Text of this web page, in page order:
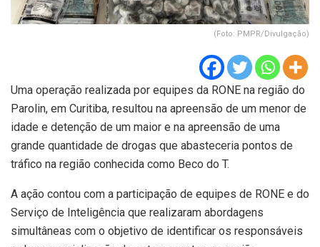
(Foto: PMPR/Divulgação)
Uma operação realizada por equipes da RONE na região do
Parolin, em Curitiba, resultou na apreensão de um menor de
idade e detenção de um maior e na apreensão de uma
grande quantidade de drogas que abasteceria pontos de
tráfico na região conhecida como Beco do T.
A ação contou com a participação de equipes de RONE e do
Serviço de Inteligência que realizaram abordagens
simultâneas com o objetivo de identificar os responsáveis